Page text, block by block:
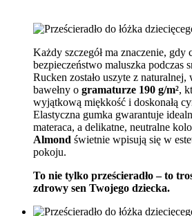
Każdy szczegół ma znaczenie,
bezpieczeństwo maluszka podczas
Rucken zostało uszyte z
bawełny o gramaturze 190 g/m²,
wyjątkową miękkość i doskonałą
Elastyczna gumka gwarantuje
materaca, a delikatne, neutralne
Almond świetnie wpisują się w
pokoju.
To nie tylko prześcieradło – to
zdrowy sen Twojego dziecka.